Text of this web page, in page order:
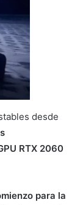
desde
RTX 2060
para la